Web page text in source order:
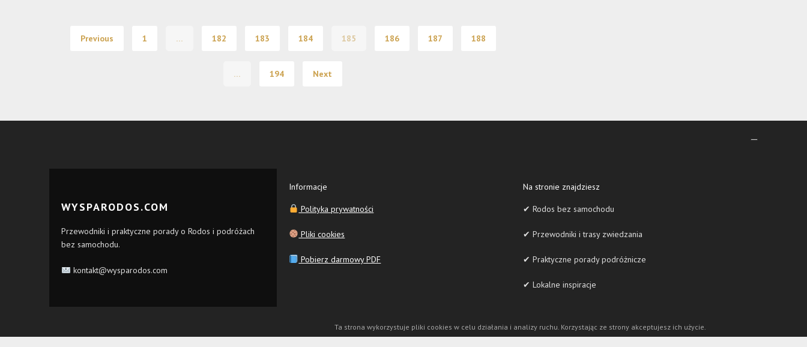
Previous 1 … 182 183 184 185 186 187 188
… 194 Next
WYSPARODOS.COM
Przewodniki i praktyczne porady o Rodos i podróżach
bez samochodu.
kontakt@wysparodos.com
Informacje
Polityka prywatności
Pliki cookies
Pobierz darmowy PDF
Na stronie znajdziesz
✔ Rodos bez samochodu
✔ Przewodniki i trasy zwiedzania
✔ Praktyczne porady podróżnicze
✔ Lokalne inspiracje
Ta strona wykorzystuje pliki cookies w celu działania i analizy ruchu. Korzystając ze strony akceptujesz ich użycie.